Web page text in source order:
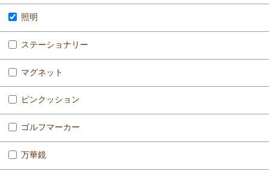
照明
ステーショナリー
マグネット
ピンクッション
ゴルフマーカー
万華鏡